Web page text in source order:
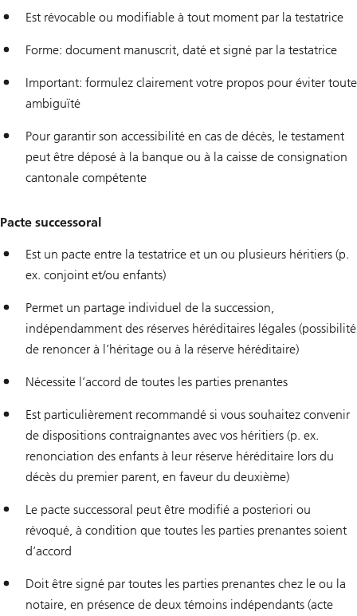
Est révocable ou modifiable à tout moment par la testatrice
Forme: document manuscrit, daté et signé par la testatrice
Important: formulez clairement votre propos pour éviter toute
ambiguïté
Pour garantir son accessibilité en cas de décès, le testament
peut être déposé à la banque ou à la caisse de consignation
cantonale compétente
Pacte successoral
Est un pacte entre la testatrice et un ou plusieurs héritiers (p.
ex. conjoint et/ou enfants)
Permet un partage individuel de la succession,
indépendamment des réserves héréditaires légales (possibilité
de renoncer à l’héritage ou à la réserve héréditaire)
Nécessite l’accord de toutes les parties prenantes
Est particulièrement recommandé si vous souhaitez convenir
de dispositions contraignantes avec vos héritiers (p. ex.
renonciation des enfants à leur réserve héréditaire lors du
décès du premier parent, en faveur du deuxième)
Le pacte successoral peut être modifié a posteriori ou
révoqué, à condition que toutes les parties prenantes soient
d’accord
Doit être signé par toutes les parties prenantes chez le ou la
notaire, en présence de deux témoins indépendants (acte